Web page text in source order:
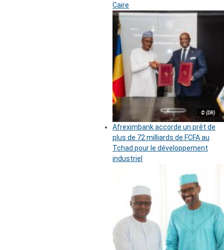
Caire
© (DR)
Afreximbank accorde un prêt de
plus de 72 milliards de FCFA au
Tchad pour le développement
industriel